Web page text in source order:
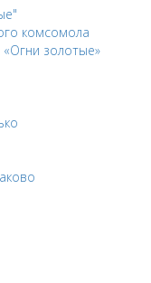
комсомола
«Огни золотые»